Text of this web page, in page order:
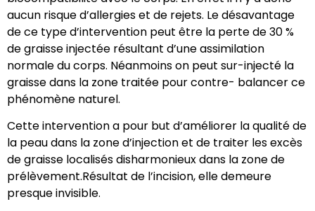
aucun risque d’allergies et de rejets. Le désavantage
de ce type d’intervention peut être la perte de 30 %
de graisse injectée résultant d’une assimilation
normale du corps. Néanmoins on peut sur-injecté la
graisse dans la zone traitée pour contre- balancer ce
phénomène naturel.
Cette intervention a pour but d’améliorer la qualité de
la peau dans la zone d’injection et de traiter les excès
de graisse localisés disharmonieux dans la zone de
prélèvement.Résultat de l’incision, elle demeure
presque invisible.